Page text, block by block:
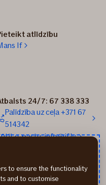
atlīdzību
If
24/7: 67 338 333
Palīdzība uz ceļa +371 67
514342
e-pastu: info@if.lv
to ensure the functionality
and to customise